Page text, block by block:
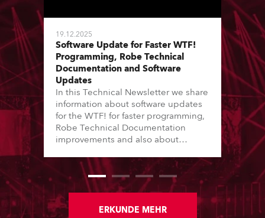
19.12.2025
Software Update for Faster WTF!
Programming, Robe Technical
Documentation and Software
Updates
In this Technical Newsletter we share
information about software updates
for the WTF! for faster programming,
Robe Technical Documentation
improvements and also about
newsletter.
ERKUNDE MEHR